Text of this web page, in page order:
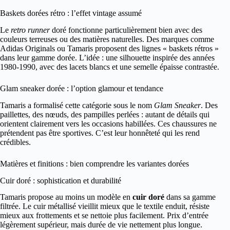
Baskets dorées rétro : l’effet vintage assumé
Le retro runnerdoré fonctionne particulièrement bien avec des
couleurs terreuses ou des matières naturelles. Des marques comme
Adidas Originals ou Tamaris proposent des lignes « baskets rétros »
dans leur gamme dorée. L’idée : une silhouette inspirée des années
1980-1990, avec des lacets blancs et une semelle épaisse contrastée.
Glam sneaker dorée : l’option glamour et tendance
Tamaris a formalisé cette catégorie sous le nom Glam Sneaker. Des
paillettes, des nœuds, des pampilles perlées : autant de détails qui
orientent clairement vers les occasions habillées. Ces chaussures ne
prétendent pas être sportives. C’est leur honnêteté qui les rend
crédibles.
Matières et finitions : bien comprendre les variantes dorées
Cuir doré : sophistication et durabilité
Tamaris propose au moins un modèle en cuir doré dans sa gamme
filtrée. Le cuir métallisé vieillit mieux que le textile enduit, résiste
mieux aux frottements et se nettoie plus facilement. Prix d’entrée
légèrement supérieur, mais durée de vie nettement plus longue.